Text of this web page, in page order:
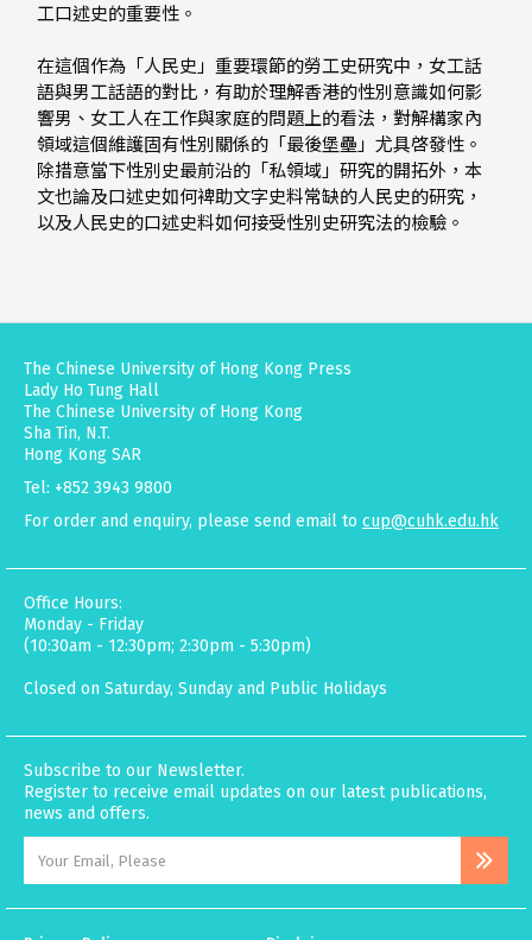
工口述史的重要性。
在這個作為「人民史」重要環節的勞工史研究中，女工話
語與男工話語的對比，有助於理解香港的性別意識如何影
響男、女工人在工作與家庭的問題上的看法，對解構家內
領域這個維護固有性別關係的「最後堡壘」尤具啓發性。
除措意當下性別史最前沿的「私領域」研究的開拓外，本
文也論及口述史如何裨助文字史料常缺的人民史的研究，
以及人民史的口述史料如何接受性別史研究法的檢驗。
The Chinese University of Hong Kong Press
Lady Ho Tung Hall
The Chinese University of Hong Kong
Sha Tin, N.T.
Hong Kong SAR
Tel: +852 3943 9800
For order and enquiry, please send email to cup@cuhk.edu.hk
Office Hours:
Monday - Friday
(10:30am - 12:30pm; 2:30pm - 5:30pm)
Closed on Saturday, Sunday and Public Holidays
Subscribe to our Newsletter.
Register to receive email updates on our latest publications,
news and offers.